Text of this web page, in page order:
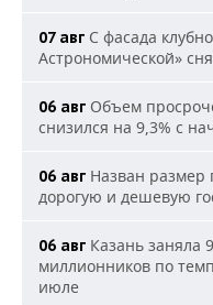
07 авг С фасада
Астрономической»
06 авг Объем
снизился на 9,3% с
06 авг Назван размер
дорогую и дешевую
06 авг Казань заняла
миллионников по
июле